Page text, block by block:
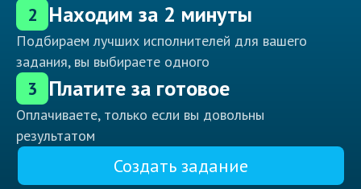
2 Находим за 2 минуты
Подбираем лучших исполнителей для вашего
задания, вы выбираете одного
3 Платите за готовое
Оплачиваете, только если вы довольны
результатом
Создать задание